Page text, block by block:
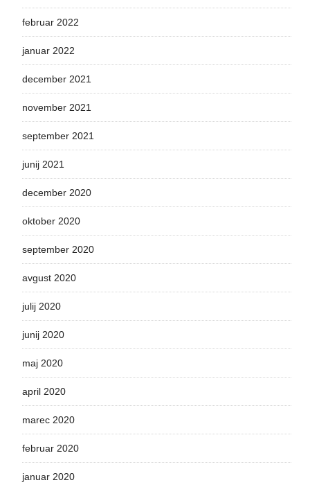
februar 2022
januar 2022
december 2021
november 2021
september 2021
junij 2021
december 2020
oktober 2020
september 2020
avgust 2020
julij 2020
junij 2020
maj 2020
april 2020
marec 2020
februar 2020
januar 2020